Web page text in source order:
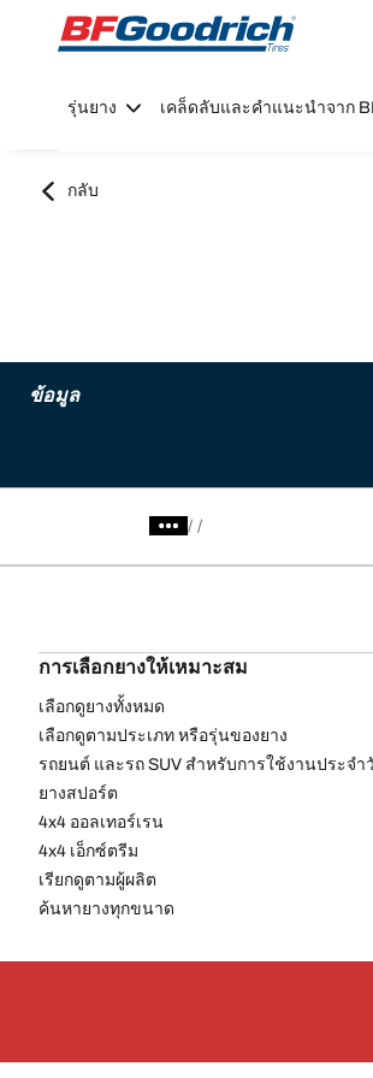
Go to page content
Go to page navigation
รุ่นยาง เคล็ดลับและคำแนะนำจาก
กลับ
ข้อมูล
/
การเลือกยางให้เหมาะสม
เลือกดูยางทั้งหมด
เลือกดูตามประเภท หรือรุ่นของยาง
รถยนต์ และรถ SUV สำหรับการใช้งานประจำ
ยางสปอร์ต
4x4 ออลเทอร์เรน​
4x4 เอ็กซ์ตรีม​
เรียกดูตามผู้ผลิต
ค้นหายางทุกขนาด